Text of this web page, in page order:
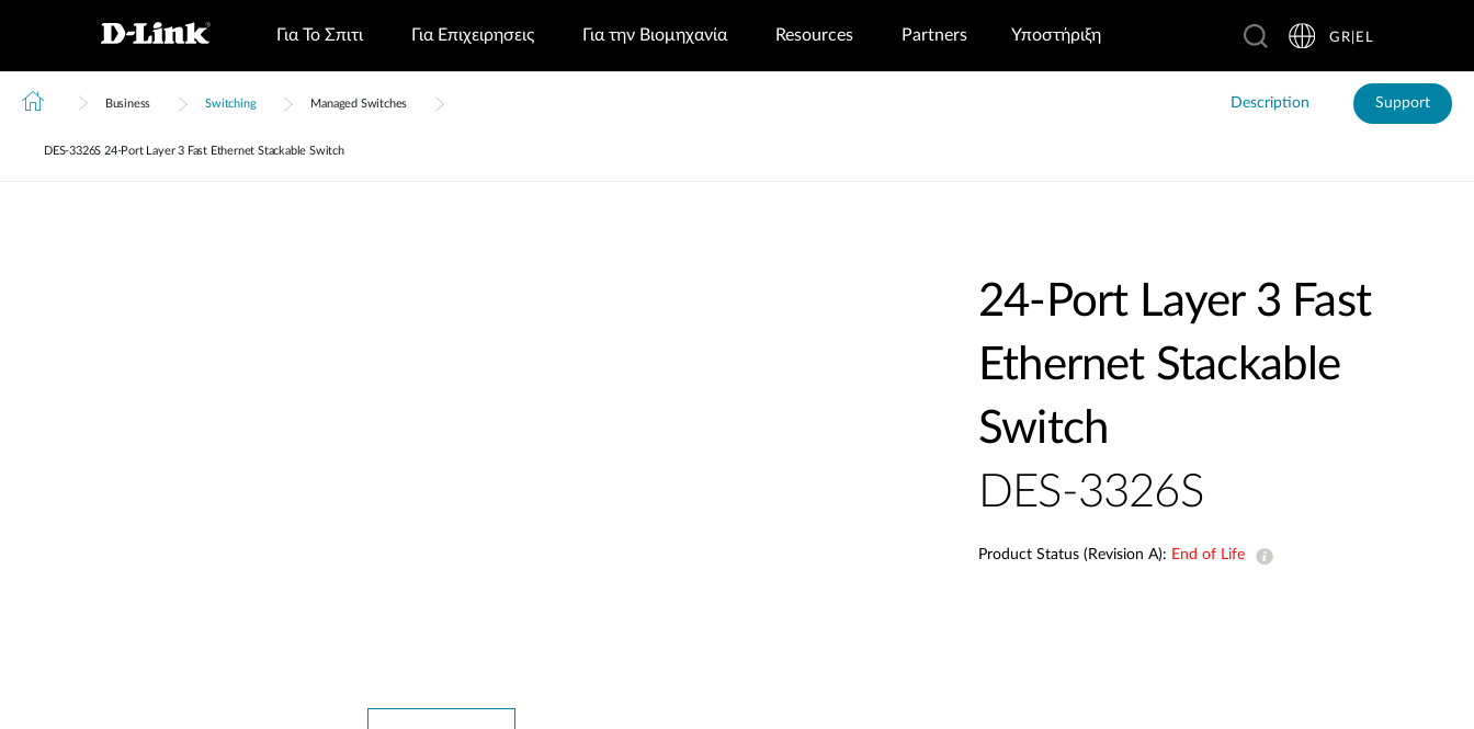
Για Το Σπιτι Για Επιχειρησεις Για την Βιομηχανία Resources Partners Υποστήριξη GR|EL
Business Switching Managed Switches
DES‑3326S 24-Port Layer 3 Fast Ethernet Stackable Switch
Description Support
24-Port Layer 3 Fast
Ethernet Stackable
Switch
DES-3326S
Product Status (Revision A): End of Life